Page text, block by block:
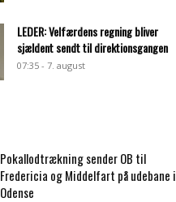
LEDER: Velfærdens regning bliver
sjældent sendt til direktionsgangen
07:35 - 7. august
Pokallodtrækning sender OB til
Fredericia og Middelfart på udebane i
Odense